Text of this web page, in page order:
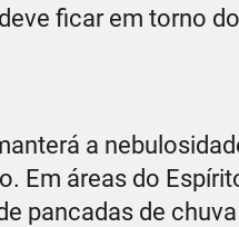
ficar em torno
a
Em áreas do
pancadas de